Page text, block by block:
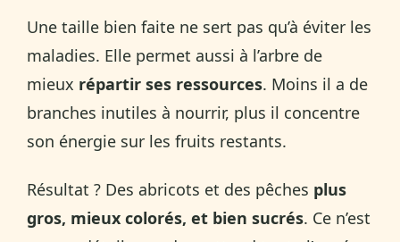
Une taille bien faite ne sert pas qu’à éviter les
maladies. Elle permet aussi à l’arbre de
mieux répartir ses ressources. Moins il a de
branches inutiles à nourrir, plus il concentre
son énergie sur les fruits restants.
Résultat ? Des abricots et des pêches plus
gros, mieux colorés, et bien sucrés. Ce n’est